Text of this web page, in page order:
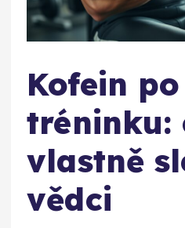
Kofein po
tréninku:
vlastně
vědci